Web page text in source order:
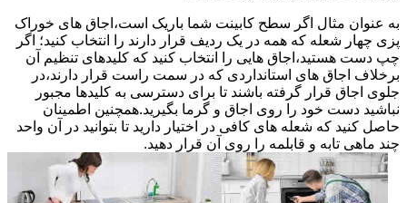
به عنوان مثال اگر سطح کابینت شما باریک است،اجاق های خوراک
پزی چهار شعله که همه در یک ردیف قرار دارند را انتخاب کنید؛ اگر
چپ دست هستید،اجاق هایی را انتخاب کنید که کلیدهای تنظیم آن
برخلاف اجاق های استانداردی که در سمت راست قرار دارند،در
جلوی اجاق قرار گرفته باشند تا برای دسترسی به کلیدها مجبور
نباشید دست خود را روی اجاق و گرما بگیرید.همچنین اطمینان
حاصل کنید که شعله های کافی در اختیار دارید تا بتوانید در آن واحد
چند ماهی تابه و قابلمه را روی آن قرار دهید.